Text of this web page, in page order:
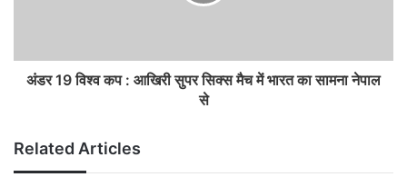
अंडर 19 विश्व कप : आखिरी सुपर सिक्स मैच में भारत का सामना नेपाल
से
Related Articles